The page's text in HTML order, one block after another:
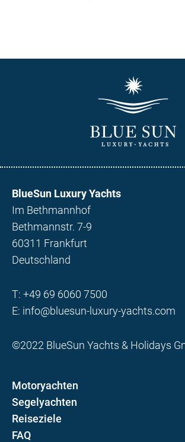
BlueSun Luxury Yachts
Im Bethmannhof
Bethmannstr. 7-9
60311 Frankfurt
Deutschland
T: +49 69 6060 7500
E: info@bluesun-luxury-yachts.com
©2022 BlueSun Yachts & Holidays
Motoryachten
Segelyachten
Reiseziele
FAQ